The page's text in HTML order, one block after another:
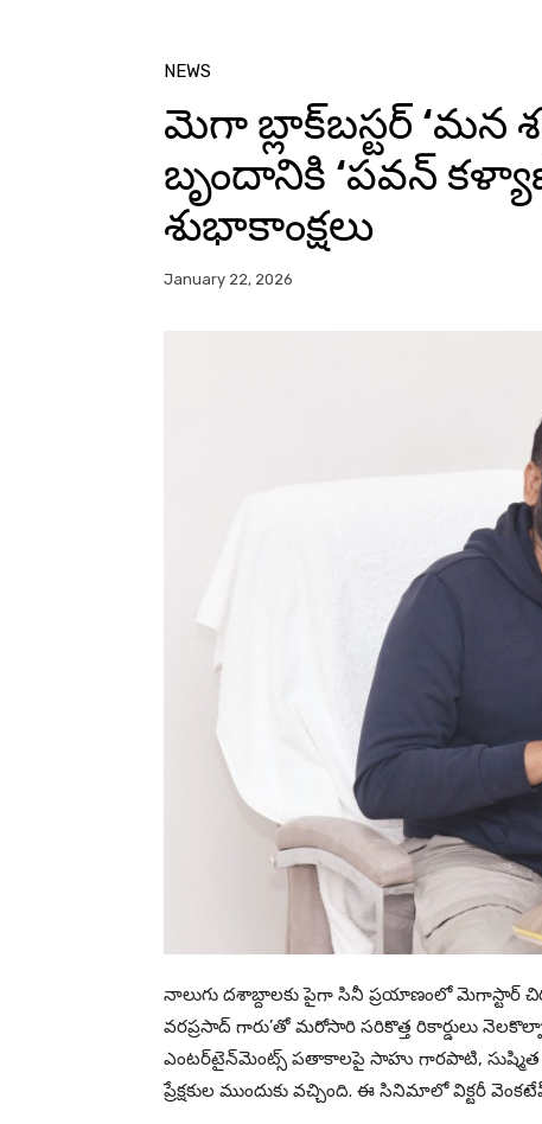
NEWS
మెగా బ్లాక్‌బస్టర్‌ ‘మన
బృందానికి ‘పవన్
శుభాకాంక్షలు
January 22, 2026
నాలుగు దశాబ్దాలకు పైగా సినీ ప్రయాణంలో మెగాస్టార్
వరప్రసాద్ గారు’తో మరోసారి సరికొత్త రికార్డులు
ఎంటర్‌టైన్‌మెంట్స్ పతాకాలపై సాహు గారపాటి, సుష్మిత
ప్రేక్షకుల ముందుకు వచ్చింది. ఈ సినిమాలో విక్టరీ